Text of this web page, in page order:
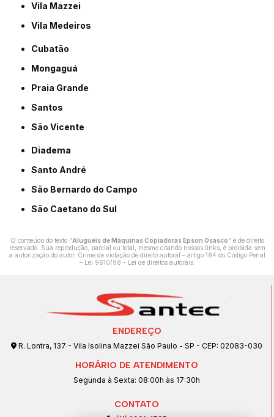
Vila Mazzei
Vila Medeiros
Cubatão
Mongaguá
Praia Grande
Santos
São Vicente
Diadema
Santo André
São Bernardo do Campo
São Caetano do Sul
O conteúdo do texto "Aluguéis de Máquinas Copiadoras Epson Osasco" é de direito
reservado. Sua reprodução, parcial ou total, mesmo citando nossos links, é proibida sem
a autorização do autor. Crime de violação de direito autoral – artigo 184 do Código Penal
– Lei 9610/98 - Lei de direitos autorais.
ENDEREÇO
R. Lontra, 137 - Vila Isolina Mazzei São Paulo - SP - CEP: 02083-030
HORÁRIO DE ATENDIMENTO
Segunda à Sexta: 08:00h às 17:30h
CONTATO